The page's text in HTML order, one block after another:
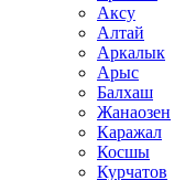
Аксу
Алтай
Аркалык
Арыс
Балхаш
Жанаозен
Каражал
Косшы
Курчатов